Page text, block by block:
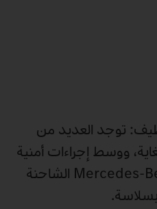
توجد العديد من
ووسط إجراءات أمنية
صارمة، وجداول زمنية مفصلة. تقدم إليك Mercedes‑Benz Trucks الشاحنة